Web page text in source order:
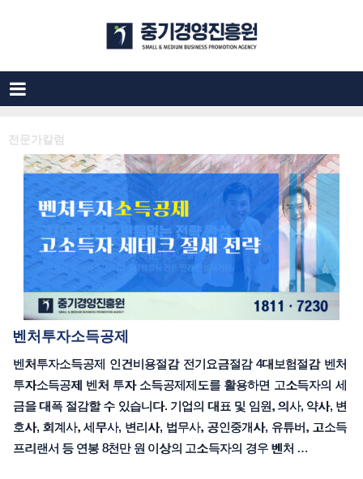
전문가칼럼
벤처투자소득공제
벤처투자소득공제 인건비용절감 전기요금절감 4대보험절감 벤처
투자소득공제 벤처 투자 소득공제제도를 활용하면 고소득자의 세
금을 대폭 절감할 수 있습니다. 기업의 대표 및 임원, 의사, 약사, 변
호사, 회계사, 세무사, 변리사, 법무사, 공인중개사, 유튜버, 고소득
프리랜서 등 연봉 8천만 원 이상의 고소득자의 경우 벤처 …